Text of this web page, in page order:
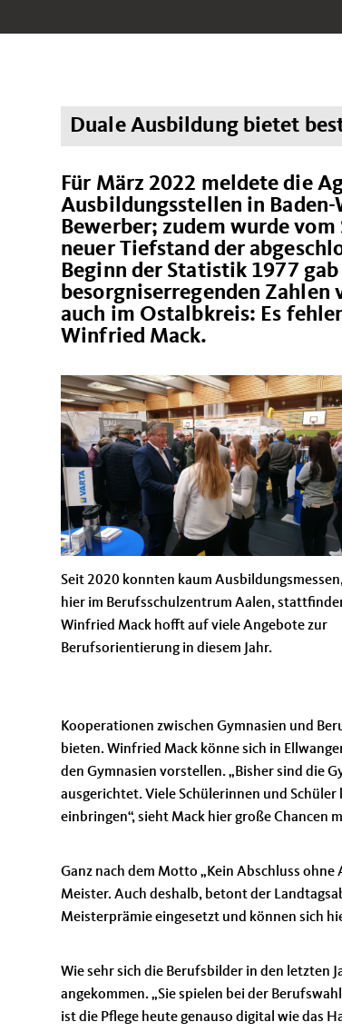
Duale Ausbildung bietet
Für März 2022 meldete die
Ausbildungsstellen in
Bewerber; zudem wurde
neuer Tiefstand der
Beginn der Statistik 1977
besorgniserregenden
auch im Ostalbkreis: Es
Winfried Mack.
Seit 2020 konnten kaum
hier im Berufsschulzentrum Aalen,
Winfried Mack hofft auf viele Angebote zur
Berufsorientierung in diesem Jahr.
Kooperationen zwischen Gymnasien und
bieten. Winfried Mack könne sich in
den Gymnasien vorstellen. „Bisher sind die
ausgerichtet. Viele Schülerinnen und
einbringen“, sieht Mack hier große Chancen
Ganz nach dem Motto „Kein Abschluss
Meister. Auch deshalb, betont der
Meisterprämie eingesetzt und können sich
Wie sehr sich die Berufsbilder in den letzten
angekommen. „Sie spielen bei der
ist die Pflege heute genauso digital wie das